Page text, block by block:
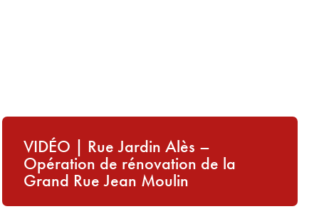
Fiche d’expérience – L’aller-vers en
Guitoune